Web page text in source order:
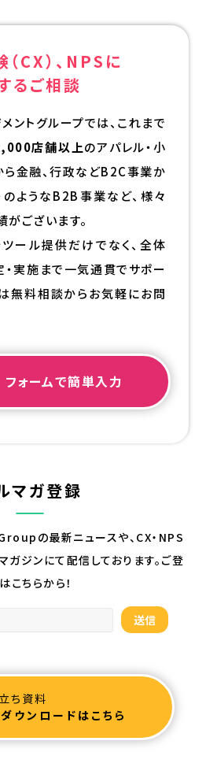
CX）、NPSに
るご相談
ントグループでは、これまで
店舗以上のアパレル・小
金融、行政などB2C事業か
ようなB2B事業など、様々
ございます。
ール提供だけでなく、全体
実施まで一気通貫でサポー
は無料相談からお気軽にお問
ォームで簡単入力
マガ登録
の最新ニュースや、CX・NPS
ガジンにて配信しております。ご登
こちらから！
ち資料
ウンロードはこちら